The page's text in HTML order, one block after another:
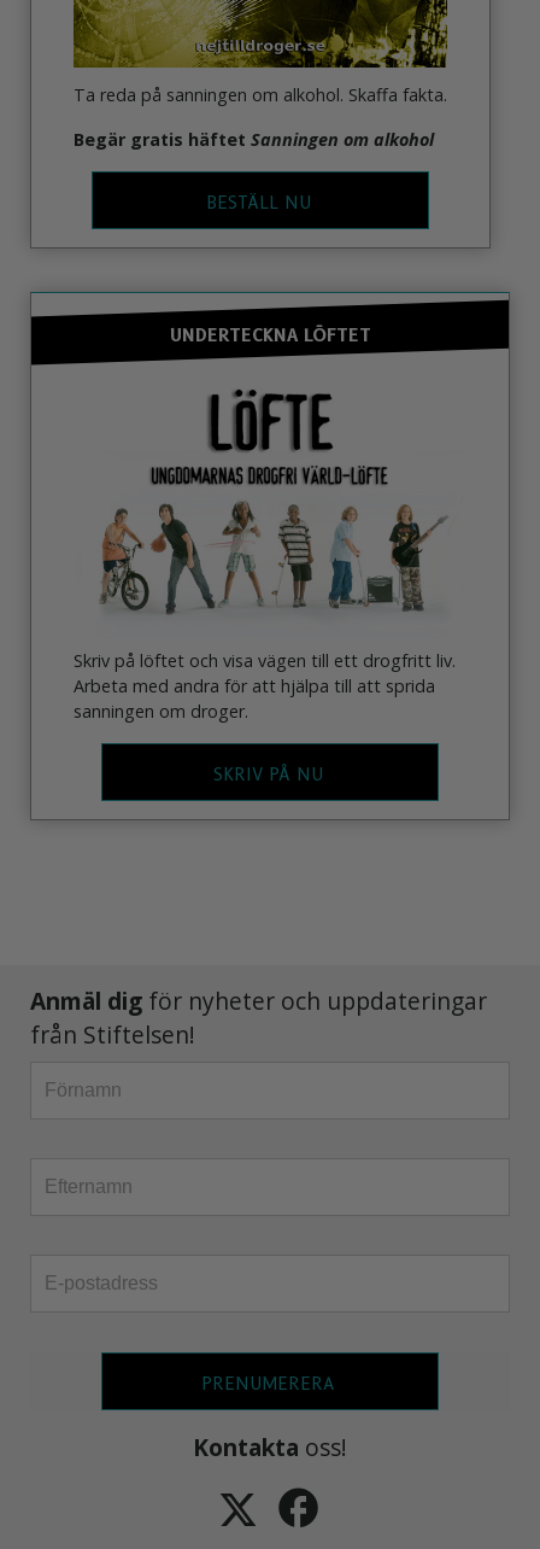
Ta reda på sanningen om alkohol. Skaffa fakta.
Begär gratis häftet Sanningen om alkohol
BESTÄLL NU
UNDERTECKNA LÖFTET
Skriv på löftet och visa vägen till ett drogfritt liv.
Arbeta med andra för att hjälpa till att sprida
sanningen om droger.
SKRIV PÅ NU
Anmäl dig för nyheter och uppdateringar
från Stiftelsen!
PRENUMERERA
Kontakta oss!